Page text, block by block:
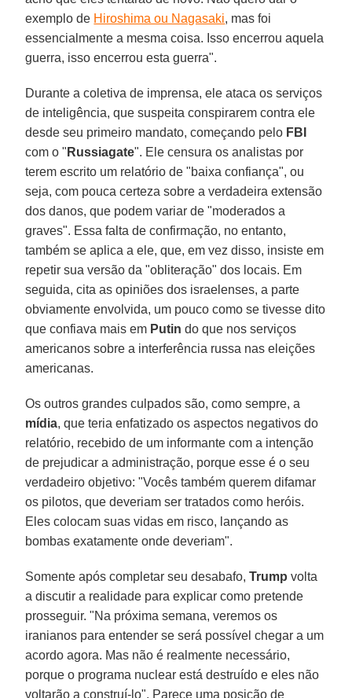
exemplo de Hiroshima ou Nagasaki, mas foi
essencialmente a mesma coisa. Isso encerrou aquela
guerra, isso encerrou esta guerra".
Durante a coletiva de imprensa, ele ataca os serviços
de inteligência, que suspeita conspirarem contra ele
desde seu primeiro mandato, começando pelo FBI
com o " Russiagate". Ele censura os analistas por
terem escrito um relatório de "baixa confiança", ou
seja, com pouca certeza sobre a verdadeira extensão
dos danos, que podem variar de "moderados a
graves". Essa falta de confirmação, no entanto,
também se aplica a ele, que, em vez disso, insiste em
repetir sua versão da "obliteração" dos locais. Em
seguida, cita as opiniões dos israelenses, a parte
obviamente envolvida, um pouco como se tivesse dito
que confiava mais em Putin do que nos serviços
americanos sobre a interferência russa nas eleições
americanas.
Os outros grandes culpados são, como sempre, a
mídia, que teria enfatizado os aspectos negativos do
relatório, recebido de um informante com a intenção
de prejudicar a administração, porque esse é o seu
verdadeiro objetivo: "Vocês também querem difamar
os pilotos, que deveriam ser tratados como heróis.
Eles colocam suas vidas em risco, lançando as
bombas exatamente onde deveriam".
Somente após completar seu desabafo,Trump volta
a discutir a realidade para explicar como pretende
prosseguir. "Na próxima semana, veremos os
iranianos para entender se será possível chegar a um
acordo agora. Mas não é realmente necessário,
porque o programa nuclear está destruído e eles não
voltarão a construí-lo". Parece uma posição de